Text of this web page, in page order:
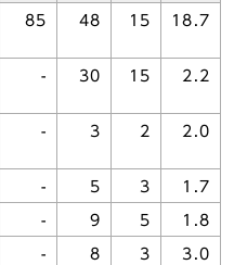
85 48 15 18.7
- 30 15 2.2
- 3 2 2.0
- 5 3 1.7
- 9 5 1.8
- 8 3 3.0